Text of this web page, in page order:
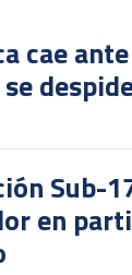
cae
Sub-
en